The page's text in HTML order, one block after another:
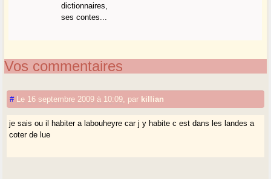
dictionnaires,
ses contes...
Vos commentaires
# Le 16 septembre 2009 à 10:09 par killian
je sais ou il habiter a labouheyre car j y habite c est dans les landes a
coter de lue